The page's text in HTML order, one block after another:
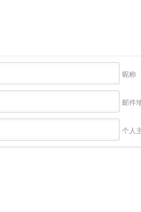
昵称
邮件
个人